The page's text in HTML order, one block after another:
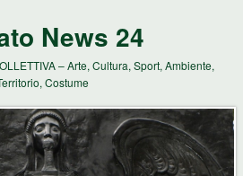
News 24
– Arte, Cultura, Sport, Ambiente,
Costume